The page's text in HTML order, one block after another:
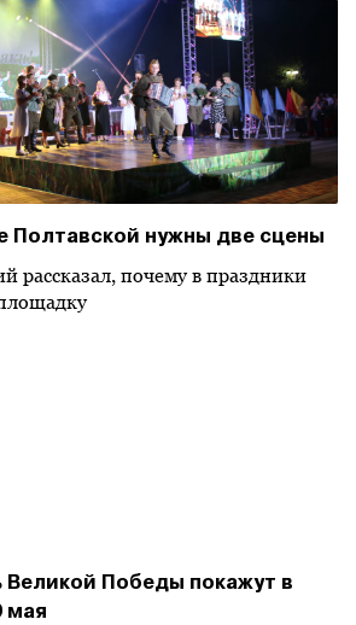
Полтавской нужны две сцены
рассказал, почему в праздники
Великой Победы покажут в
мая